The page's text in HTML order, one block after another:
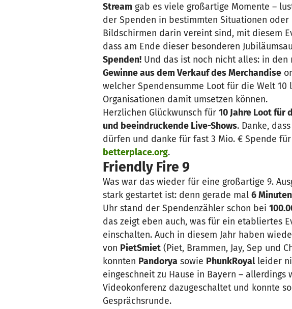
Stream gab es viele großartige Momente –
der Spenden in bestimmten Situationen
Bildschirmen darin vereint sind, mit diesem
dass am Ende dieser besonderen
Spenden! Und das ist noch nicht alles: in
Gewinne aus dem Verkauf des Merchandise
welcher Spendensumme Loot für die Welt
Organisationen damit umsetzen können.
Herzlichen Glückwunsch für 10 Jahre Loot für
und beeindruckende Live-Shows. Danke,
dürfen und danke für fast 3 Mio. € Spende
betterplace.org.
Friendly Fire 9
Was war das wieder für eine großartige 9.
stark gestartet ist: denn gerade mal 6 Minuten
Uhr stand der Spendenzähler schon bei
das zeigt eben auch, was für ein etabliertes
einschalten. Auch in diesem Jahr haben
von PietSmiet (Piet, Brammen, Jay, Sep und
konnten Pandorya sowie PhunkRoyalleider
eingeschneit zu Hause in Bayern –
Videokonferenz dazugeschaltet und konnte
Gesprächsrunde.